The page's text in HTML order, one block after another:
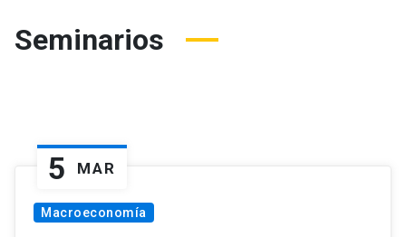
Seminarios
5 MAR
Macroeconomía